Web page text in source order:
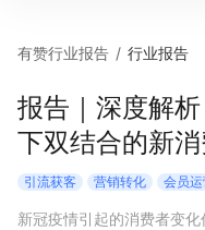
有赞说增长
私域日历
有赞说案例拆解
有赞成功案例
有赞行业报告 / 行业报告
报告｜深度解
下双结合的新
引流获客 营销转化 会员
新冠疫情引起的消费者变